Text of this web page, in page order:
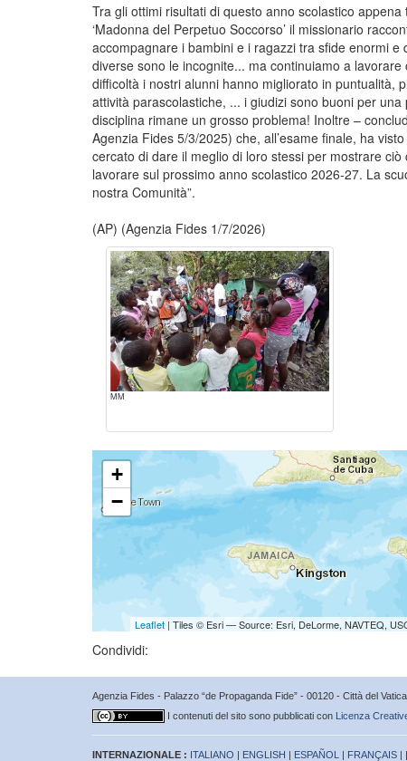
Tra gli ottimi risultati di questo anno scolastico
‘Madonna del Perpetuo Soccorso’ il missionario
accompagnare i bambini e i ragazzi tra sfide enormi
diverse sono le incognite... ma continuiamo a
difficoltà i nostri alunni hanno migliorato in puntualità,
attività parascolastiche, ... i giudizi sono buoni per
disciplina rimane un grosso problema! Inoltre –
Agenzia Fides 5/3/2025) che, all’esame finale, ha
cercato di dare il meglio di loro stessi per mostrare
lavorare sul prossimo anno scolastico 2026-27. La
nostra Comunità”.
(AP) (Agenzia Fides 1/7/2026)
MM
+
−
Leaflet| Tiles © Esri — Source: Esri, DeLorme, NAVTEQ,
Condividi:
Agenzia Fides - Palazzo “de Propaganda Fide” - 00120 - Città del
I contenuti del sito sono pubblicati con Licenza
INTERNAZIONALE : ITALIANO | ENGLISH | ESPAÑOL | FRANÇAIS | |